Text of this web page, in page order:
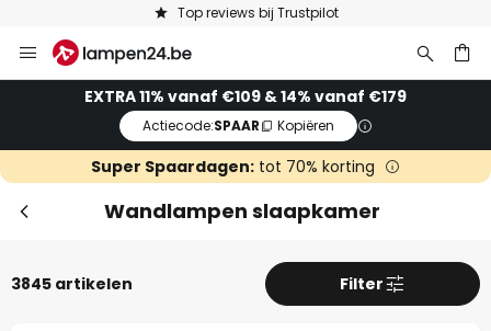
Keuze uit 50.000 lampen
naar
EXTRA 11% vanaf €109 & 14% vanaf €179
Actiecode:SPAAR Kopiëren
Super Spaardagen: tot 70% korting
Wandlampen slaapkamer
3845 artikelen Filter